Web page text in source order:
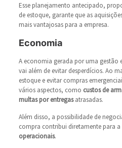
Esse planejamento antecipado,
de estoque, garante que as
mais vantajosas para a empresa.
Economia
A economia gerada por uma gestão
vai além de evitar desperdícios. Ao
estoque e evitar compras
vários aspectos, como custos de
multas por entregasatrasadas.
Além disso, a possibilidade de
compra contribui diretamente para a
operacionais.